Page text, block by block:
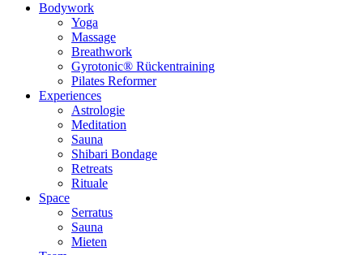
Bodywork
Yoga
Massage
Breathwork
Gyrotonic® Rückentraining
Pilates Reformer
Experiences
Astrologie
Meditation
Sauna
Shibari Bondage
Retreats
Rituale
Space
Serratus
Sauna
Mieten